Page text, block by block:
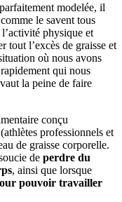
modelée, il
le savent tous
physique et
tout l’excès de graisse et
où nous avons
qui nous
la peine de faire
conçu
professionnels et
de graisse corporelle.
de perdre du
, ainsi que lorsque
pouvoir travailler